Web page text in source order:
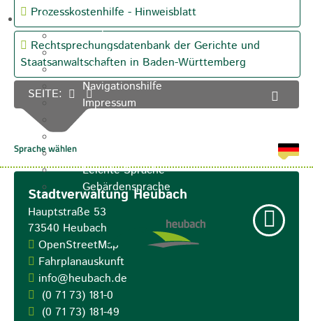
Informationen
Suche
Kontakt
Inhaltsverzeichnis
Navigationshilfe
Impressum
Nutzungsbedingungen
Leichte Sprache
Gebärdensprache
Prozesskostenhilfe - Hinweisblatt
Rechtsprechungsdatenbank der Gerichte und
Staatsanwaltschaften in Baden-Württemberg
SEITE:
Stadtverwaltung Heubach
Hauptstraße 53
73540 Heubach
OpenStreetMap
Fahrplanauskunft
info@heubach.de
(0 71 73) 181-0
(0 71 73) 181-49